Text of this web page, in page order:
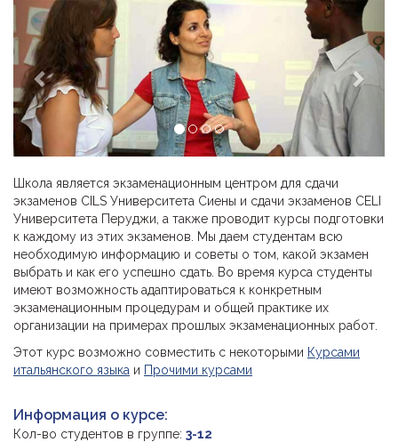
Previous Next
Школа является экзаменационным центром для сдачи
экзаменов CILS Университета Сиены и сдачи экзаменов CELI
Университета Перуджи, а также проводит курсы подготовки
к каждому из этих экзаменов. Мы даем студентам всю
необходимую информацию и советы о том, какой экзамен
выбрать и как его успешно сдать. Во время курса студенты
имеют возможность адаптироваться к конкретным
экзаменационным процедурам и общей практике их
организации на примерах прошлых экзаменационных работ.
Этот курс возможно совместить с некоторыми Курсами
итальянского языка и Прочими курсами
Информация о курсе:
Кол-во студентов в группе: 3-12